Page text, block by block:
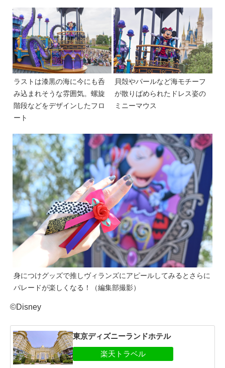
ラストは漆黒の海に今にも呑
み込まれそうな雰囲気。螺旋
階段などをデザインしたフロ
ート
貝殻やパールなど海モチーフ
が散りばめられたドレス姿の
ミニーマウス
身につけグッズで推しヴィランズにアピールしてみるとさらに
パレードが楽しくなる！（編集部撮影）
©Disney
東京ディズニーランドホテル